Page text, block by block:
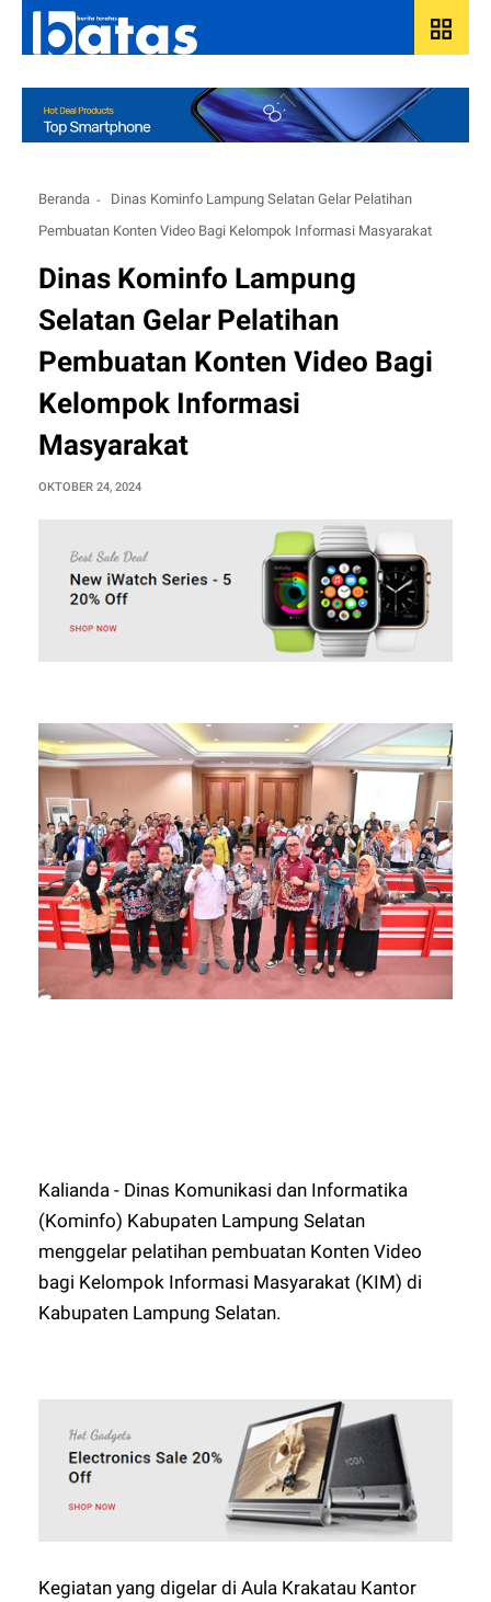
grid_view
Beranda
Dinas Kominfo Lampung Selatan Gelar Pelatihan
Pembuatan Konten Video Bagi Kelompok Informasi Masyarakat
Dinas Kominfo Lampung
Selatan Gelar Pelatihan
Pembuatan Konten Video Bagi
Kelompok Informasi
Masyarakat
OKTOBER 24, 2024
Kalianda - Dinas Komunikasi dan Informatika
(Kominfo) Kabupaten Lampung Selatan
menggelar pelatihan pembuatan Konten Video
bagi Kelompok Informasi Masyarakat (KIM) di
Kabupaten Lampung Selatan.
Kegiatan yang digelar di Aula Krakatau Kantor